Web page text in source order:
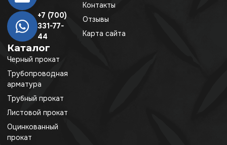
+7 (700)
331-77-
44
Каталог
Черный прокат
Трубопроводная
арматура
Трубный прокат
Листовой прокат
Оцинкованный
прокат
Контакты
Отзывы
Карта сайта